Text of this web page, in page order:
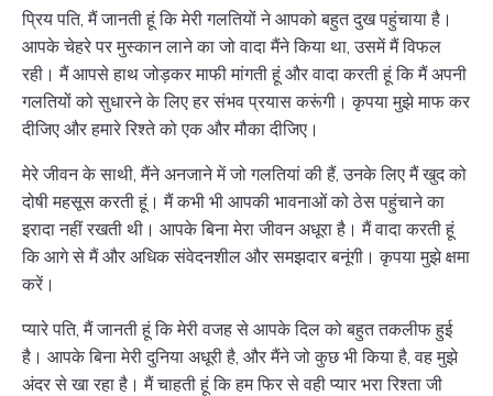
प्रिय पति, मैं जानती हूं कि मेरी गलतियों ने आपको बहुत दुख पहुंचाया है।
आपके चेहरे पर मुस्कान लाने का जो वादा मैंने किया था, उसमें मैं विफल
रही। मैं आपसे हाथ जोड़कर माफी मांगती हूं और वादा करती हूं कि मैं अपनी
गलतियों को सुधारने के लिए हर संभव प्रयास करूंगी। कृपया मुझे माफ कर
दीजिए और हमारे रिश्ते को एक और मौका दीजिए।
मेरे जीवन के साथी, मैंने अनजाने में जो गलतियां की हैं, उनके लिए मैं खुद को
दोषी महसूस करती हूं। मैं कभी भी आपकी भावनाओं को ठेस पहुंचाने का
इरादा नहीं रखती थी। आपके बिना मेरा जीवन अधूरा है। मैं वादा करती हूं
कि आगे से मैं और अधिक संवेदनशील और समझदार बनूंगी। कृपया मुझे क्षमा
करें।
प्यारे पति, मैं जानती हूं कि मेरी वजह से आपके दिल को बहुत तकलीफ हुई
है। आपके बिना मेरी दुनिया अधूरी है, और मैंने जो कुछ भी किया है, वह मुझे
अंदर से खा रहा है। मैं चाहती हूं कि हम फिर से वही प्यार भरा रिश्ता जी